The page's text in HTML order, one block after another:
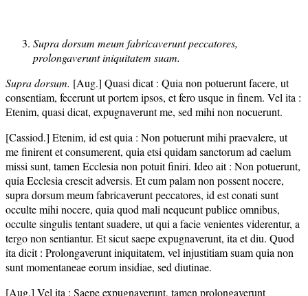
Supra dorsum meum fabricaverunt peccatores,
prolongaverunt iniquitatem suam.
Supra dorsum. [Aug.] Quasi dicat : Quia non potuerunt facere, ut
consentiam, fecerunt ut portem ipsos, et fero usque in finem. Vel ita :
Etenim, quasi dicat, expugnaverunt me, sed mihi non nocuerunt.
[Cassiod.] Etenim, id est quia : Non potuerunt mihi praevalere, ut
me finirent et consumerent, quia etsi quidam sanctorum ad caelum
missi sunt, tamen Ecclesia non potuit finiri. Ideo ait : Non potuerunt,
quia Ecclesia crescit adversis. Et cum palam non possent nocere,
supra dorsum meum fabricaverunt peccatores, id est conati sunt
occulte mihi nocere, quia quod mali nequeunt publice omnibus,
occulte singulis tentant suadere, ut qui a facie venientes viderentur, a
tergo non sentiantur. Et sicut saepe expugnaverunt, ita et diu. Quod
ita dicit : Prolongaverunt iniquitatem, vel injustitiam suam quia non
sunt momentaneae eorum insidiae, sed diutinae.
[Aug.] Vel ita : Saepe expugnaverunt, tamen prolongaverunt